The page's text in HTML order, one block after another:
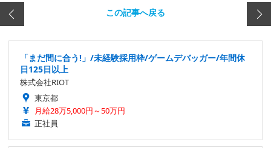
この記事へ戻る
「まだ間に合う!」/未経験採用枠/ゲームデバッガー/年間休
日125日以上
株式会社RIOT
東京都
月給28万5,000円～50万円
正社員